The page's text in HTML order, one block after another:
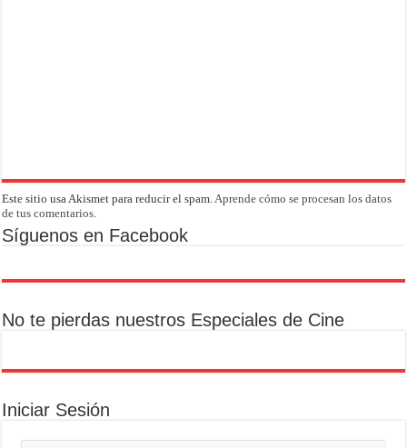
Este sitio usa Akismet para reducir el spam.Aprende cómo se procesan los datos
de tus comentarios.
Síguenos en Facebook
No te pierdas nuestros Especiales de Cine
Iniciar Sesión